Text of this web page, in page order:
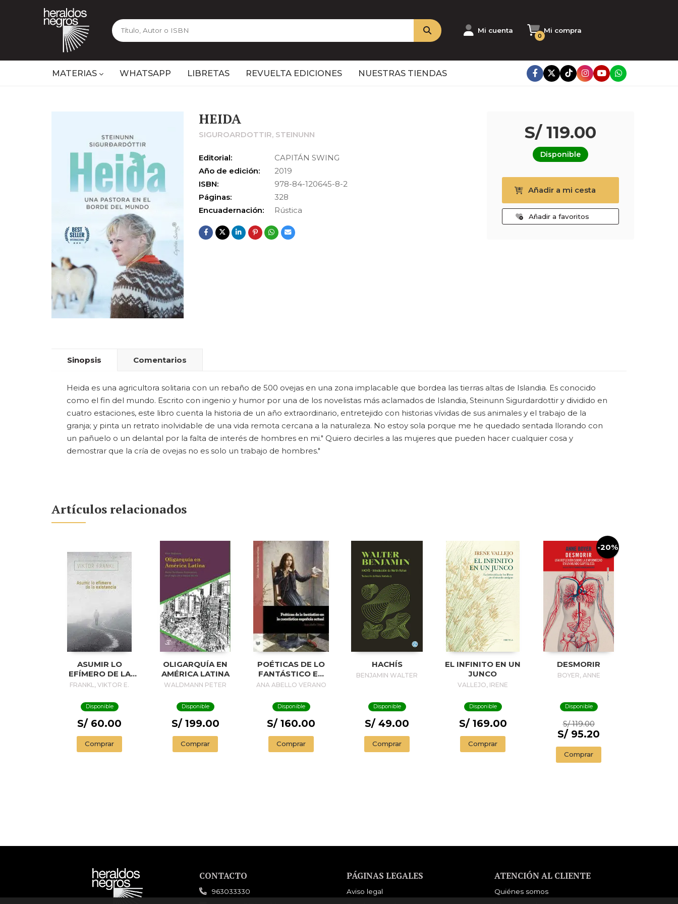
Mi cuenta Mi compra
0
MATERIAS WHATSAPP LIBRETAS REVUELTA EDICIONES NUESTRAS TIENDAS
HEIDA
SIGUROARDOTTIR, STEINUNN
Editorial:
CAPITÁN SWING
Año de edición:
2019
ISBN:
978-84-120645-8-2
Páginas:
328
Encuadernación:
Rústica
S/ 119.00
Disponible
Añadir a mi cesta
Añadir a favoritos
Sinopsis Comentarios
Heida es una agricultora solitaria con un rebaño de 500 ovejas en una zona implacable que bordea las tierras altas de Islandia. Es conocido
como el fin del mundo. Escrito con ingenio y humor por una de los novelistas más aclamados de Islandia, Steinunn Sigurdardottir y dividido en
cuatro estaciones, este libro cuenta la historia de un año extraordinario, entretejido con historias vívidas de sus animales y el trabajo de la
granja; y pinta un retrato inolvidable de una vida remota cercana a la naturaleza. No estoy sola porque me he quedado sentada llorando con
un pañuelo o un delantal por la falta de interés de hombres en mi." Quiero decirles a las mujeres que pueden hacer cualquier cosa y
demostrar que la cría de ovejas no es solo un trabajo de hombres."
Artículos relacionados
ASUMIR LO
EFÍMERO DE LA
EXISTENCIA
FRANKL, VIKTOR E.
Disponible
S/ 60.00
Comprar
OLIGARQUÍA EN
AMÉRICA LATINA
WALDMANN PETER
Disponible
S/ 199.00
Comprar
POÉTICAS DE LO
FANTÁSTICO EN
LA CUENTÍSTICA
ACTUAL
ANA ABELLO VERANO
Disponible
S/ 160.00
Comprar
HACHÍS
BENJAMIN WALTER
Disponible
S/ 49.00
Comprar
EL INFINITO EN UN
JUNCO
VALLEJO, IRENE
Disponible
S/ 169.00
Comprar
-20%
DESMORIR
BOYER, ANNE
Disponible
S/ 119.00
S/ 95.20
Comprar
CONTACTO
963033330
PÁGINAS LEGALES
Aviso legal
ATENCIÓN AL CLIENTE
Quiénes somos